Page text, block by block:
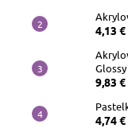
4,13 €
9,83 €
4,74 €